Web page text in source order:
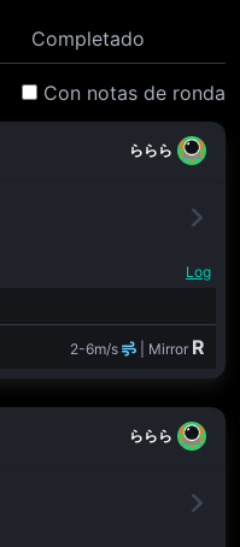
Completado
Con notas de ronda
ららら
Log
2-6m/s | Mirror R
ららら